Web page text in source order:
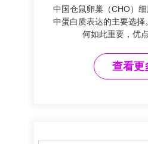
中国仓鼠卵巢（CHO）
中蛋白质表达的主要选择
何如此重要，优
06-15-2021
查看更